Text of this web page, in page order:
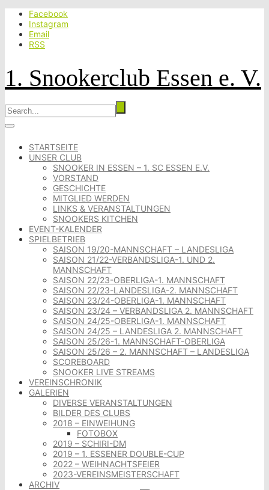
Facebook
Instagram
Email
RSS
1. Snookerclub Essen e. V.
STARTSEITE
UNSER CLUB
SNOOKER IN ESSEN – 1. SC ESSEN E.V.
VORSTAND
GESCHICHTE
MITGLIED WERDEN
LINKS & VERANSTALTUNGEN
SNOOKERS KITCHEN
EVENT-KALENDER
SPIELBETRIEB
SAISON 19/20-MANNSCHAFT – LANDESLIGA
SAISON 21/22-VERBANDSLIGA-1. UND 2.
MANNSCHAFT
SAISON 22/23-OBERLIGA-1. MANNSCHAFT
SAISON 22/23-LANDESLIGA-2. MANNSCHAFT
SAISON 23/24-OBERLIGA-1. MANNSCHAFT
SAISON 23/24 – VERBANDSLIGA 2. MANNSCHAFT
SAISON 24/25-OBERLIGA-1. MANNSCHAFT
SAISON 24/25 – LANDESLIGA 2. MANNSCHAFT
SAISON 25/26-1. MANNSCHAFT-OBERLIGA
SAISON 25/26 – 2. MANNSCHAFT – LANDESLIGA
SCOREBOARD
SNOOKER LIVE STREAMS
VEREINSCHRONIK
GALERIEN
DIVERSE VERANSTALTUNGEN
BILDER DES CLUBS
2018 – EINWEIHUNG
FOTOBOX
2019 – SCHIRI-DM
2019 – 1. ESSENER DOUBLE-CUP
2022 – WEIHNACHTSFEIER
2023-VEREINSMEISTERSCHAFT
ARCHIV